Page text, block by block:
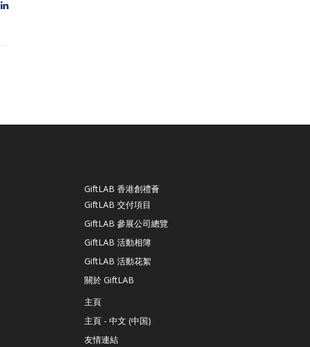
GiftLAB 香港創禮薈
GiftLAB 交付項目
GiftLAB 參展公司總覽
GiftLAB 活動相簿
GiftLAB 活動花絮
關於 GiftLAB
主頁
主頁 - 中文 (中国)
友情連結